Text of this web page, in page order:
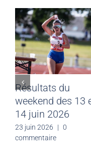
Résultats du
weekend des 13
14 juin 2026
23 juin 2026 | 0
commentaire